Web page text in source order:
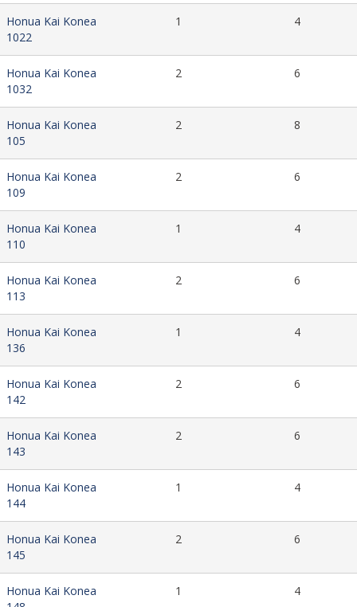
Honua Kai Konea
1022
1 4
Honua Kai Konea
1032
2 6
Honua Kai Konea
105
2 8
Honua Kai Konea
109
2 6
Honua Kai Konea
110
1 4
Honua Kai Konea
113
2 6
Honua Kai Konea
136
1 4
Honua Kai Konea
142
2 6
Honua Kai Konea
143
2 6
Honua Kai Konea
144
1 4
Honua Kai Konea
145
2 6
Honua Kai Konea
1 4